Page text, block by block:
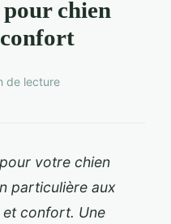
chien
de lecture
votre chien
particulière aux
et confort. Une